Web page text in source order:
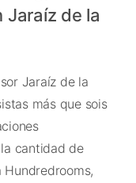
Jaraíz de la
Jaraíz de la
más que sois
cantidad de